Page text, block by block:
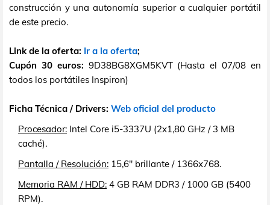
construcción y una autonomía superior a cualquier portátil
de este precio.
Link de la oferta: Ir a la oferta;
Cupón 30 euros: 9D38BG8XGM5KVT (Hasta el 07/08 en
todos los portátiles Inspiron)
Ficha Técnica / Drivers: Web oficial del producto
Procesador: Intel Core i5-3337U (2x1,80 GHz / 3 MB
caché).
Pantalla / Resolución: 15,6" brillante / 1366x768.
Memoria RAM / HDD: 4 GB RAM DDR3 / 1000 GB (5400
RPM).